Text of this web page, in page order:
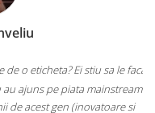
in town, atat etichetele cat si
recomand cu drag.